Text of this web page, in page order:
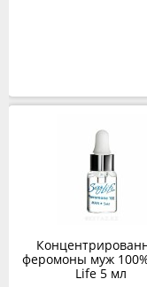
феромоны муж
Life 5 мл